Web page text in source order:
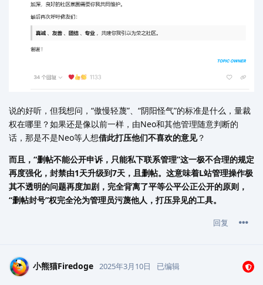
说的好听，但我想问，“傲慢轻蔑”、“阴阳怪气”的标准是什么，量裁
权在哪里？如果还是像以前一样，由Neo和其他管理随意判断的
话，那是不是Neo等人想借此打压他们不喜欢的意见？
而且，“删帖不能公开申诉，只能私下联系管理”这一极不合理的规定
再度强化，封禁由1天升级到7天，且删帖。这意味着L站管理操作极
其不透明的问题再度加剧，完全背离了平等公平公正公开的原则，
“删帖封号”权完全沦为管理员污蔑他人，打压异见的工具。
回复
小熊猫Firedoge 2025年3月10日 已编辑